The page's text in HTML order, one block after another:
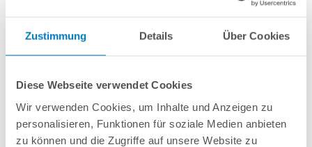
Zustimmung Details Über Cookies
Diese Webseite verwendet Cookies
Wir verwenden Cookies, um Inhalte und Anzeigen zu
personalisieren, Funktionen für soziale Medien anbieten
zu können und die Zugriffe auf unsere Website zu
Schon ab 67,19 € monatlichfinanzieren
Weitere Informationen
Stahlwand-AchtformbeckenPOOLSANA HQ-Made in Germany-
bestehend aus 0,8 mm starker, feuerverzinkter Stahlwand +